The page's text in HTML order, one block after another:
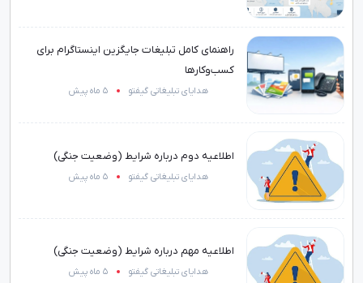
راهنمای کامل تبلیغات جایگزین اینستاگرام برای
کسب‌وکارها
هدایای تبلیغاتی گیفتو 5 ماه پیش
اطلاعیه دوم درباره شرایط (وضعیت جنگی)
هدایای تبلیغاتی گیفتو 5 ماه پیش
اطلاعیه مهم درباره شرایط (وضعیت جنگی)
هدایای تبلیغاتی گیفتو 5 ماه پیش